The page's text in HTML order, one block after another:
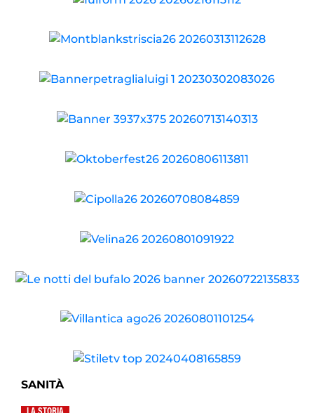
SANITÀ